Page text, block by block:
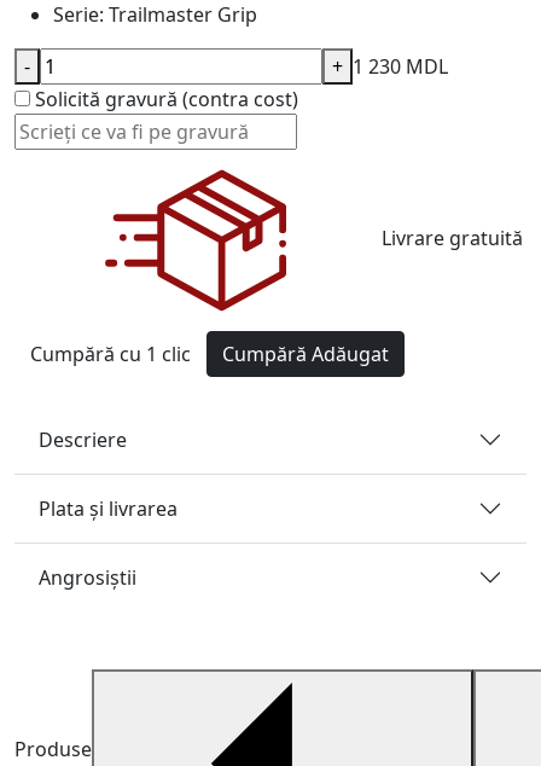
Serie: Trailmaster Grip
1 230 MDL
Solicită gravură (contra cost)
- +
Livrare gratuită
Cumpără cu 1 clic Cumpără Adăugat
Descriere
Plata și livrarea
Angrosiştii
Produse